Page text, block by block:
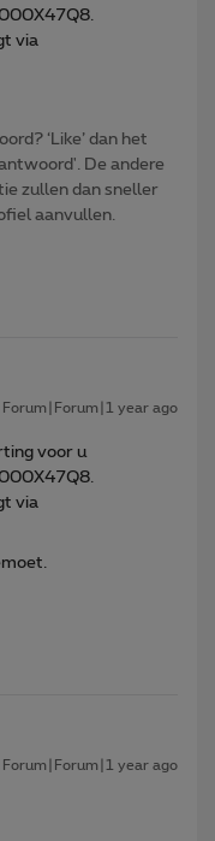
via
‘Like’ dan het
De andere
zullen dan sneller
aanvullen.
Forum|Forum|1 year ago
voor u
via
Forum|Forum|1 year ago